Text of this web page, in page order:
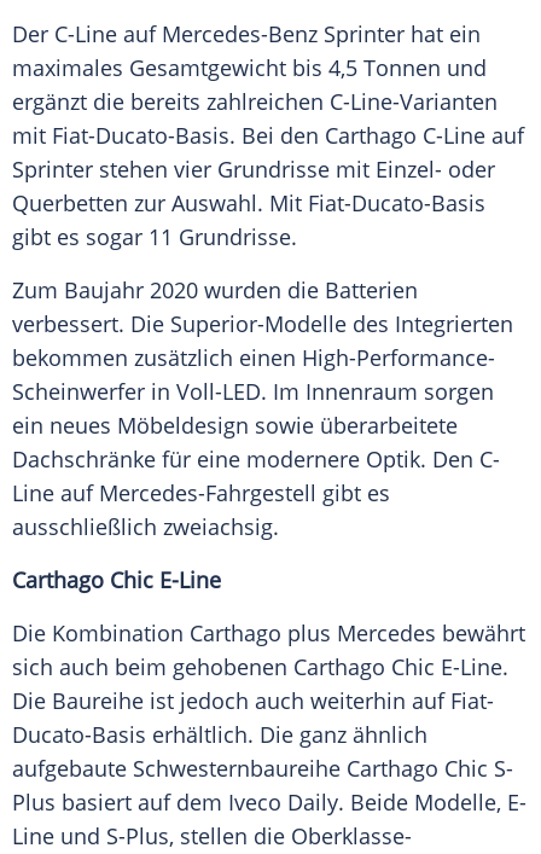
Der C-Line auf Mercedes-Benz Sprinter hat ein
maximales Gesamtgewicht bis 4,5 Tonnen und
ergänzt die bereits zahlreichen C-Line-Varianten
mit Fiat-Ducato-Basis. Bei den Carthago C-Line auf
Sprinter stehen vier Grundrisse mit Einzel- oder
Querbetten zur Auswahl. Mit Fiat-Ducato-Basis
gibt es sogar 11 Grundrisse.
Zum Baujahr 2020 wurden die Batterien
verbessert. Die Superior-Modelle des Integrierten
bekommen zusätzlich einen High-Performance-
Scheinwerfer in Voll-LED. Im Innenraum sorgen
ein neues Möbeldesign sowie überarbeitete
Dachschränke für eine modernere Optik. Den C-
Line auf Mercedes-Fahrgestell gibt es
ausschließlich zweiachsig.
Carthago Chic E-Line
Die Kombination Carthago plus Mercedes bewährt
sich auch beim gehobenen Carthago Chic E-Line.
Die Baureihe ist jedoch auch weiterhin auf Fiat-
Ducato-Basis erhältlich. Die ganz ähnlich
aufgebaute Schwesternbaureihe Carthago Chic S-
Plus basiert auf dem Iveco Daily. Beide Modelle, E-
Line und S-Plus, stellen die Oberklasse-